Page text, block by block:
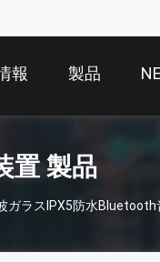
報 製品
置 製品
ガラスIPX5防水Bluetooth